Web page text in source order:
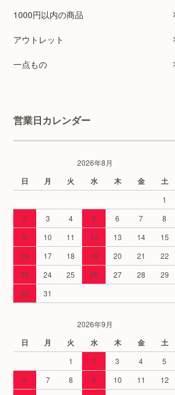
1000円以内の商品
アウトレット
一点もの
営業日カレンダー
2026年8月
日 月 火 水 木 金 土
1
2
3 4 5 6 7
8
9
10 11 12 13 14
15
16
17 18 19 20 21
22
23
24 25 26 27 28
29
30
31
2026年9月
日 月 火 水 木 金 土
1 2 3 4
5
6
7 8 9 10 11
12